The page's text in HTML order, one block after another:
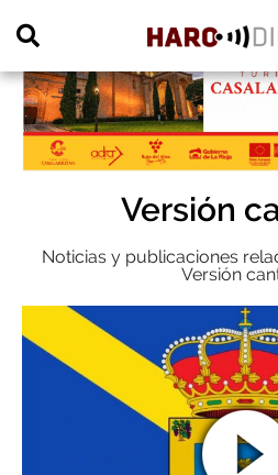
Versión
Noticias y publicaciones
Versión